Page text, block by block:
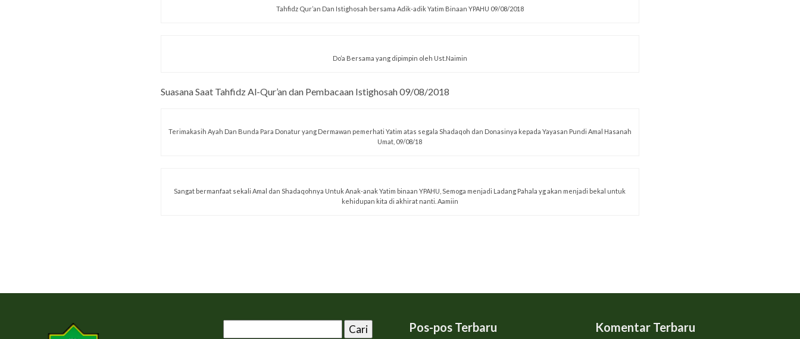
Tahfidz Qur’an Dan Istighosah bersama Adik-adik Yatim Binaan YPAHU 09/08/2018
Do’a Bersama yang dipimpin oleh Ust.Naimin
Suasana Saat Tahfidz Al-Qur’an dan Pembacaan Istighosah 09/08/2018
Terimakasih Ayah Dan Bunda Para Donatur yang Dermawan pemerhati Yatim atas segala Shadaqoh dan Donasinya kepada Yayasan Pundi Amal Hasanah
Umat, 09/08/18
Sangat bermanfaat sekali Amal dan Shadaqohnya Untuk Anak-anak Yatim binaan YPAHU, Semoga menjadi Ladang Pahala yg akan menjadi bekal untuk
kehidupan kita di akhirat nanti. Aamiin
Pos-pos Terbaru Komentar Terbaru